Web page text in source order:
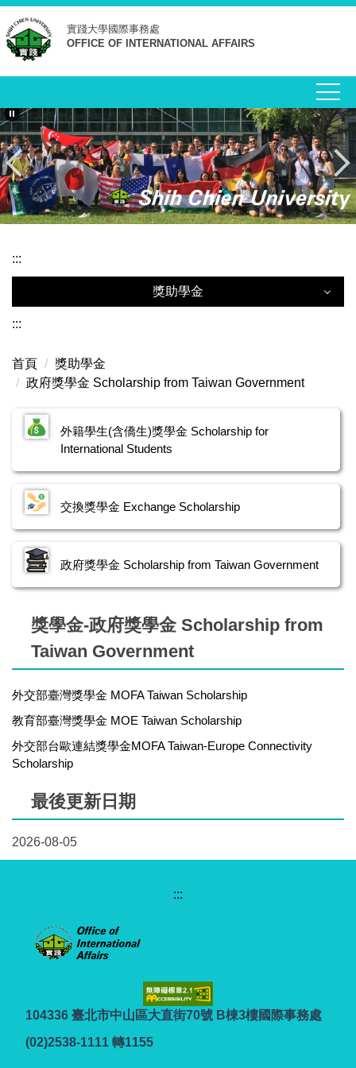
跳
到
主
要
容
區
實踐大學國際事務處
OFFICE OF INTERNATIONAL AFFAIRS
:::
獎助學金
獎助學金申請 Scholarship Application
交換獎學金 Exchange Scholarship
:::
首頁
獎助學金
政府獎學金 Scholarship from Taiwan Government
外籍學生(含僑生)獎學金 Scholarship for
International Students
交換獎學金 Exchange Scholarship
政府獎學金 Scholarship from Taiwan Government
獎學金-政府獎學金 Scholarship from
Taiwan Government
外交部臺灣獎學金 MOFA Taiwan Scholarship
教育部臺灣獎學金 MOE Taiwan Scholarship
外交部台歐連結獎學金MOFA Taiwan-Europe Connectivity
Scholarship
最後更新日期
2026-08-05
:::
104336 臺北市中山區大直街70號 B棟3樓國際事務處
(02)2538-1111 轉1155